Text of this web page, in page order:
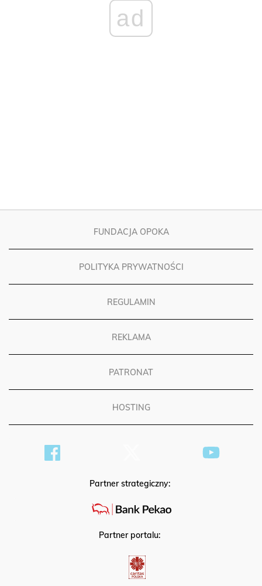
FUNDACJA OPOKA
POLITYKA PRYWATNOŚCI
REGULAMIN
REKLAMA
PATRONAT
HOSTING
Partner strategiczny:
Partner portalu: